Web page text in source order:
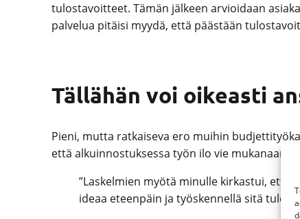
tulostavoitteet. Tämän jälkeen arvioidaan
palvelua pitäisi myydä, että päästään
Tällähän voi oikeasti
Pieni, mutta ratkaiseva ero muihin
että alkuinnostuksessa työn ilo vie mukanaan
”Laskelmien myötä minulle kirkastui, että
ideaa eteenpäin ja työskennellä sitä